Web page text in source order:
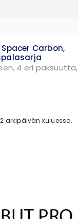
Carbon,
4 eri paksuutta,
arkipäivän kuluessa.